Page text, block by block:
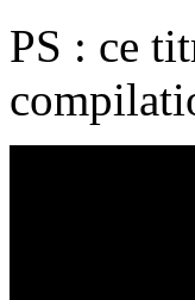
PS : ce